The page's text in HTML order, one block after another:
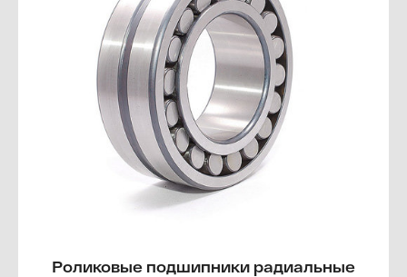
Роликовые подшипники радиальные